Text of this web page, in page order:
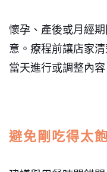
懷孕、產後或月經
意。療程前讓店家
當天進行或調整內容
避免剛吃得太